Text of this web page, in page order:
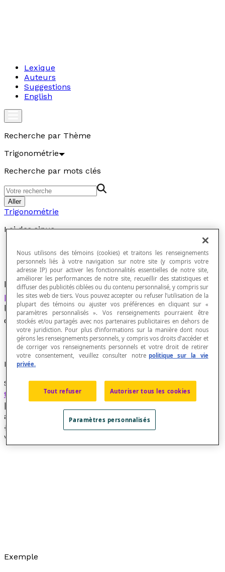
Lexique
Auteurs
Suggestions
English
Recherche par Thème
Trigonométrie
Recherche par mots clés
Aller
Trigonométrie
Loi des sinus
Dans un triangle, nom donné à larelation de
proportionnalité entre les mesures des côtés et
les valeurs du sinus des angles opposés à
chacun de ces côtés.
Propriété
Soit le rayon [latex]r[/latex] ducercle circonscrit à un
triangle
quelconque de côtés [latex]a[/latex],
[latex]b[/latex] et [latex]c[/latex] et d'angles A, B et C;
alors, on a la relation suivante : [latex]\dfrac{a}
{\sin(\textrm{A})} = \dfrac{b}{\sin(\textrm{B})} =
\dfrac{c}{\sin(\textrm{C})} = 2r[/latex].
Exemple
Nous utilisons des témoins (cookies) et traitons les renseignements
personnels liés à votre navigation sur notre site (y compris votre
adresse IP) pour activer les fonctionnalités essentielles de notre site,
améliorer les performances de notre site, recueillir des statistiques et
diffuser des publicités ciblées ou du contenu personnalisé, y compris sur
les sites web de tiers. Vous pouvez accepter ou refuser l’utilisation de la
plupart des témoins ou ajuster vos préférences en cliquant sur «
paramètres personnalisés ». Vos renseignements pourraient être
stockés et/ou partagés avec nos partenaires publicitaires en dehors de
votre juridiction. Pour plus d’informations sur la manière dont nous
gérons les renseignements personnels, y compris vos droits d’accéder et
de corriger vos renseignements personnels et votre droit de retirer
votre consentement, veuillez consulter notre politique sur la vie
privée.
Tout refuser Autoriser tous les cookies
Paramètres personnalisés